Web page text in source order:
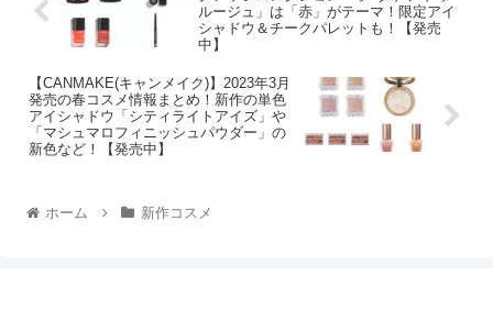
ルージュ」は「赤」がテーマ！限定アイ
シャドウ＆チークパレットも！【発売
中】
【CANMAKE(キャンメイク)】2023年3月
発売の春コスメ情報まとめ！新作の単色
アイシャドウ「シティライトアイズ」や
「マシュマロフィニッシュパウダー」の
新色など！【発売中】
ホーム 新作コスメ